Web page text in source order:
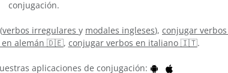
conjugación.
(verbos irregulares y modales ingleses), conjugar
en alemán 🇩🇪, conjugar verbos en italiano 🇮🇹.
aplicaciones de conjugación: